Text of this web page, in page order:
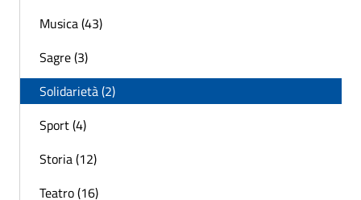
Musica (43)
Sagre (3)
Solidarietà (2)
Sport (4)
Storia (12)
Teatro (16)